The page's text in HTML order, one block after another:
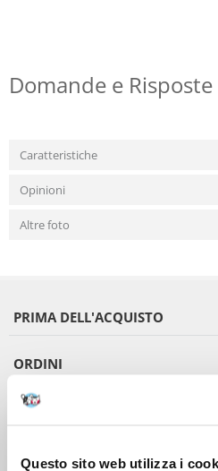
Questo sito web utilizza i
Domande e Risposte
Caratteristiche
Opinioni
Altre foto
PRIMA DELL'ACQUISTO
ORDINI
DOPO L'ACQUISTO
VIENI A CONOSCERCI